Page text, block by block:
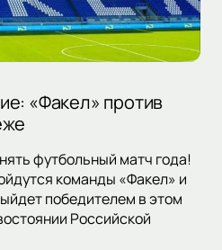
«Факел» против
футбольный матч года!
команды «Факел» и
победителем в этом
Российской